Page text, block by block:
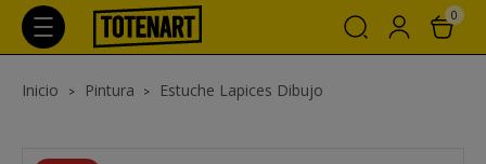
0
Inicio Pintura Estuche Lapices Dibujo